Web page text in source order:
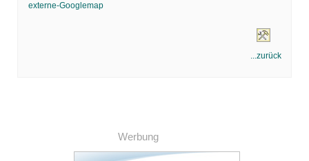
externe-Googlemap
...zurück
Werbung